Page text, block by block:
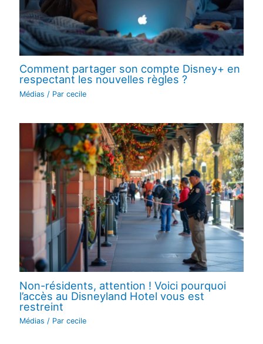
Comment partager son compte Disney+ en
respectant les nouvelles règles ?
Médias / Par cecile
Non-résidents, attention ! Voici pourquoi
l’accès au Disneyland Hotel vous est
restreint
Médias / Par cecile